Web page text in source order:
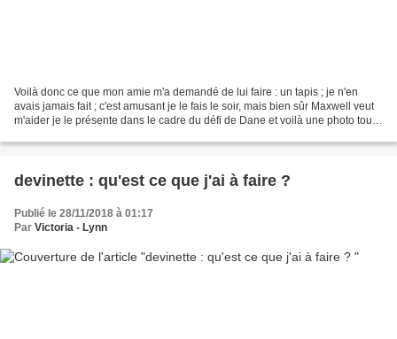
Voilà donc ce que mon amie m'a demandé de lui faire : un tapis ; je n'en
avais jamais fait ; c'est amusant je le fais le soir, mais bien sûr Maxwell veut
m'aider je le présente dans le cadre du défi de Dane et voilà une photo toute
devinette : qu'est ce que j'ai à faire ?
Publié le 28/11/2018 à 01:17
Par Victoria - Lynn